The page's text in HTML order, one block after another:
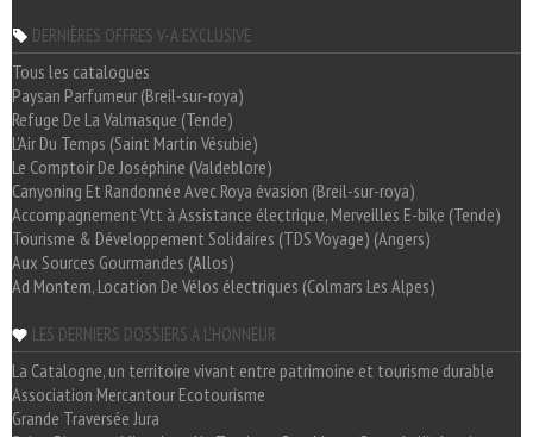
DERNIÈRES OFFRES V-A EXCLUSIVE
Tous les catalogues
Paysan Parfumeur (Breil-sur-roya)
Refuge De La Valmasque (Tende)
L'Air Du Temps (Saint Martin Vésubie)
Le Comptoir De Joséphine (Valdeblore)
Canyoning Et Randonnée Avec Roya évasion (Breil-sur-roya)
Accompagnement Vtt à Assistance électrique, Merveilles E-bike (Tende)
Tourisme & Développement Solidaires (TDS Voyage) (Angers)
Aux Sources Gourmandes (Allos)
Ad Montem, Location De Vélos électriques (Colmars Les Alpes)
LES DERNIERS DOSSIERS A L'HONNEUR
La Catalogne, un territoire vivant entre patrimoine et tourisme durable
Association Mercantour Ecotourisme
Grande Traversée Jura